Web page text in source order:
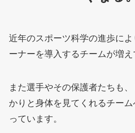
近年のスポーツ科学の進歩に
ーナーを導入するチームが増え
また選手やその保護者たちも
かりと身体を見てくれるチー
っています。